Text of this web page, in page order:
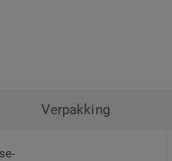
Verpakking